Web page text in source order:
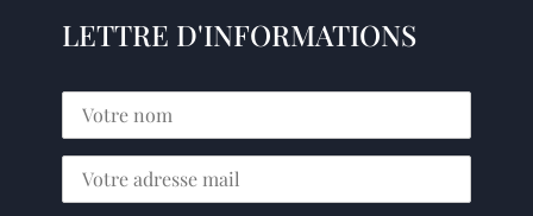
LETTRE D'INFORMATIONS